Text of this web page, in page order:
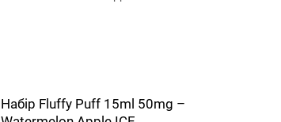
Набір Fluffy Puff 15ml 50mg –